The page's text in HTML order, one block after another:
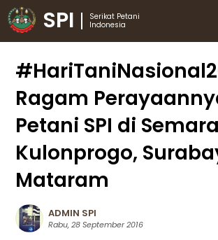
SPI
Serikat Petani
Indonesia
Ragam
Petani SPI di
Kulonprogo,
Mataram
ADMIN SPI
Rabu, 28 September 2016